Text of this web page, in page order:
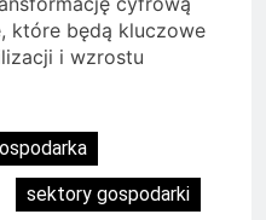
które będą kluczowe
i wzrostu
sektory gospodarki